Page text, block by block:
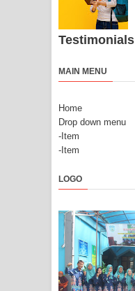
Testimonials
MAIN MENU
Home
Drop down menu
-Item
-Item
LOGO